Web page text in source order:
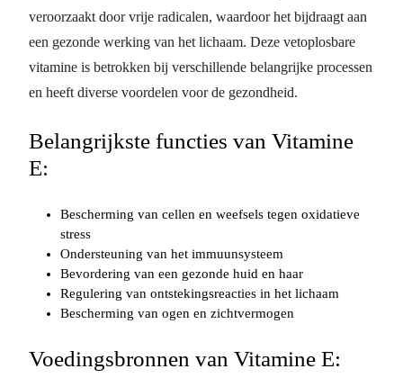
veroorzaakt door vrije radicalen, waardoor het bijdraagt aan
een gezonde werking van het lichaam. Deze vetoplosbare
vitamine is betrokken bij verschillende belangrijke processen
en heeft diverse voordelen voor de gezondheid.
Belangrijkste functies van Vitamine
E:
Bescherming van cellen en weefsels tegen oxidatieve
stress
Ondersteuning van het immuunsysteem
Bevordering van een gezonde huid en haar
Regulering van ontstekingsreacties in het lichaam
Bescherming van ogen en zichtvermogen
Voedingsbronnen van Vitamine E: